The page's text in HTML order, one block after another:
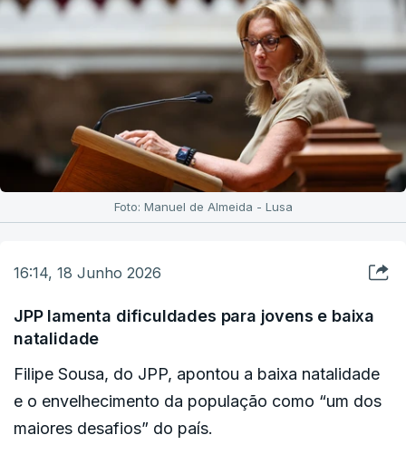
Foto: Manuel de Almeida - Lusa
16:14, 18 Junho 2026
JPP lamenta dificuldades para jovens e baixa
natalidade
Filipe Sousa, do JPP, apontou a baixa natalidade
e o envelhecimento da população como “um dos
maiores desafios” do país.